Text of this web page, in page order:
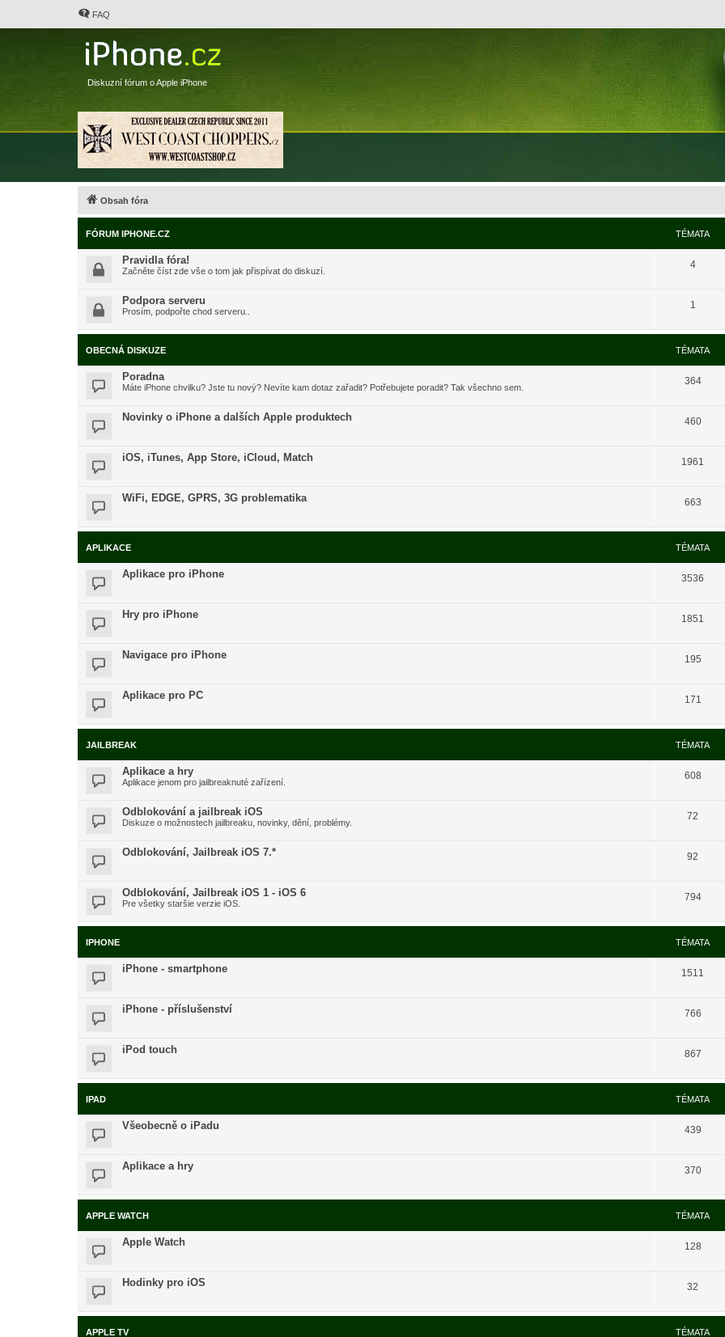
FAQ
Diskuzní fórum o Apple iPhone
Obsah fóra
FÓRUM IPHONE.CZ TÉMATA
Pravidla fóra!
Začněte číst zde vše o tom jak přispívat do diskuzí.
4
Podpora serveru
Prosím, podpořte chod serveru..
1
OBECNÁ DISKUZE TÉMATA
Poradna
Máte iPhone chvilku? Jste tu nový? Nevíte kam dotaz zařadit? Potřebujete poradit? Tak všechno sem.
364
Novinky o iPhone a dalších Apple produktech 460
iOS, iTunes, App Store, iCloud, Match 1961
WiFi, EDGE, GPRS, 3G problematika 663
APLIKACE TÉMATA
Aplikace pro iPhone 3536
Hry pro iPhone 1851
Navigace pro iPhone 195
Aplikace pro PC 171
JAILBREAK TÉMATA
Aplikace a hry
Aplikace jenom pro jailbreaknuté zařízení.
608
Odblokování a jailbreak iOS
Diskuze o možnostech jailbreaku, novinky, dění, problémy.
72
Odblokování, Jailbreak iOS 7.* 92
Odblokování, Jailbreak iOS 1 - iOS 6
Pre všetky staršie verzie iOS.
794
IPHONE TÉMATA
iPhone - smartphone 1511
iPhone - příslušenství 766
iPod touch 867
IPAD TÉMATA
Všeobecně o iPadu 439
Aplikace a hry 370
APPLE WATCH TÉMATA
Apple Watch 128
Hodinky pro iOS 32
APPLE TV TÉMATA